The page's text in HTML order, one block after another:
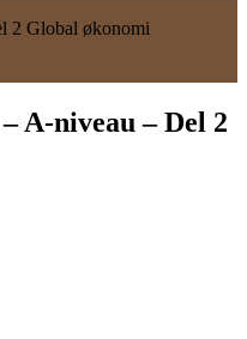
2 Global økonomi
– A-niveau – Del 2